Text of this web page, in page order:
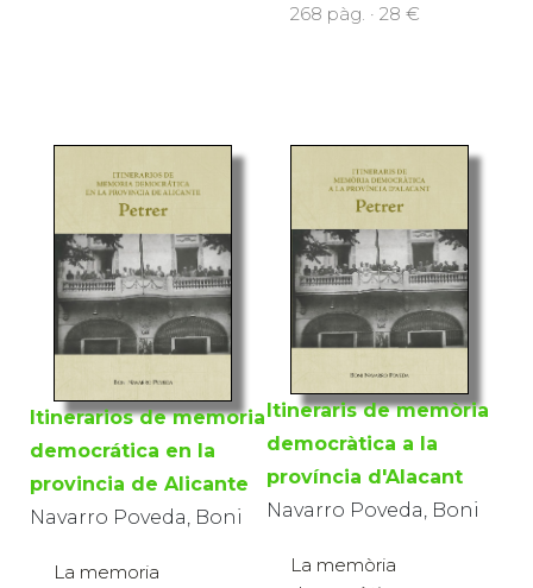
268 pàg. · 28 €
Itinerarios de memoria
democrática en la
provincia de Alicante
Navarro Poveda, Boni
La memoria
Itineraris de memòria
democràtica a la
província d'Alacant
Navarro Poveda, Boni
La memòria